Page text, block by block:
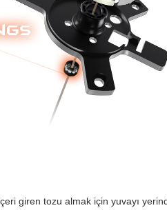
giren tozu almak için yuvayı